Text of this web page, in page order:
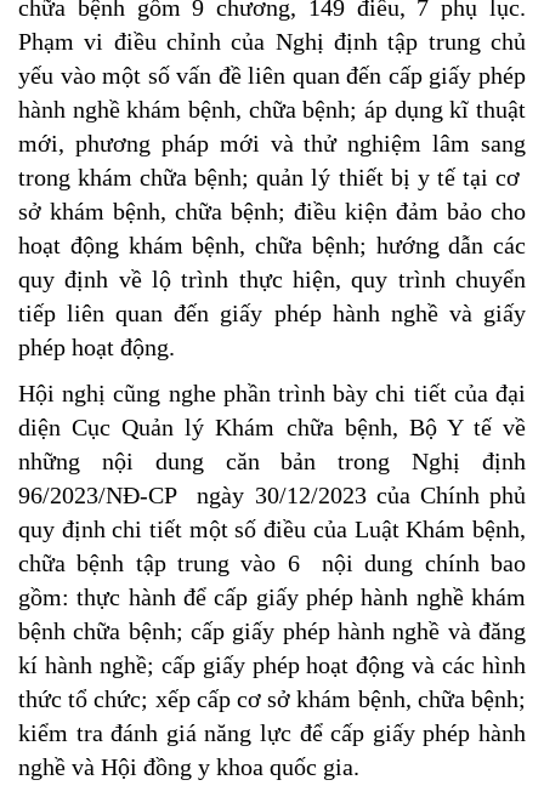
chữa bệnh gồm 9 chương, 149 điều, 7 phụ lục.
Phạm vi điều chỉnh của Nghị định tập trung chủ
yếu vào một số vấn đề liên quan đến cấp giấy phép
hành nghề khám bệnh, chữa bệnh; áp dụng kĩ thuật
mới, phương pháp mới và thử nghiệm lâm sang
trong khám chữa bệnh; quản lý thiết bị y tế tại cơ
sở khám bệnh, chữa bệnh; điều kiện đảm bảo cho
hoạt động khám bệnh, chữa bệnh; hướng dẫn các
quy định về lộ trình thực hiện, quy trình chuyển
tiếp liên quan đến giấy phép hành nghề và giấy
phép hoạt động.
Hội nghị cũng nghe phần trình bày chi tiết của đại
diện Cục Quản lý Khám chữa bệnh, Bộ Y tế về
những nội dung căn bản trong Nghị định
96/2023/NĐ-CP ngày 30/12/2023 của Chính phủ
quy định chi tiết một số điều của Luật Khám bệnh,
chữa bệnh tập trung vào 6 nội dung chính bao
gồm: thực hành để cấp giấy phép hành nghề khám
bệnh chữa bệnh; cấp giấy phép hành nghề và đăng
kí hành nghề; cấp giấy phép hoạt động và các hình
thức tổ chức; xếp cấp cơ sở khám bệnh, chữa bệnh;
kiểm tra đánh giá năng lực để cấp giấy phép hành
nghề và Hội đồng y khoa quốc gia.